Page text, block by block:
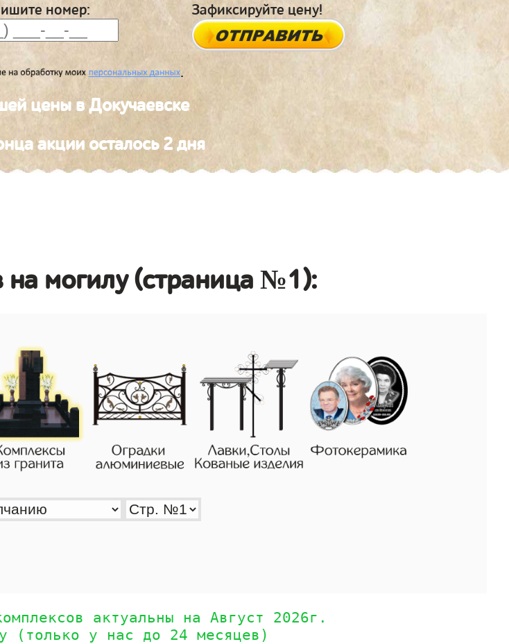
номер: Зафиксируйте цену!
.
цены в Докучаевске
акции осталось 2 дня
на могилу (страница №1):
актуальны на Август 2026г.
(только у нас до 24 месяцев)